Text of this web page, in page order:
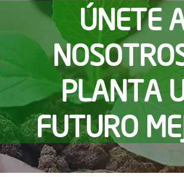
ÚNETE
PLANTA
FUTURO